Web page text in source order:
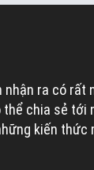
ra có rất
chia sẻ tới
kiến